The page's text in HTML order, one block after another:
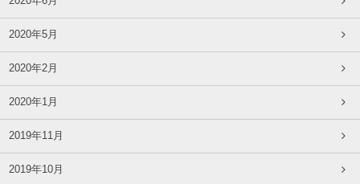
2020年5月
2020年2月
2020年1月
2019年11月
2019年10月